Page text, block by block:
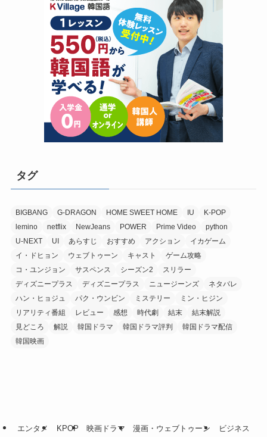
タグ
BIGBANG G-DRAGON HOME SWEET HOME IU
K-POP
lemino
netflix NewJeans POWER Prime Video
python
U-NEXT
UI あらすじ おすすめ アクション
イカゲーム
イ・ドヒョン
ウェブトゥーン キャスト
ゲーム攻略
コ・ユンジョン
サスペンス シーズン2
スリラー
ディズニープラス
ディズニープラス ニュージーンズ
ネタバレ
ハン・ヒョジュ
パク・ウンビン ミステリー
ミン・ヒジン
リアリティ番組
レビュー 感想 時代劇 結末
結末解説
見どころ
解説 韓国ドラマ 韓国ドラマ評判
韓国ドラマ配信
韓国映画
エンタメ KPOP 映画ドラマ 漫画・ウェブトゥーン ビジネス